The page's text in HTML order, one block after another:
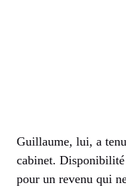
Guillaume, lui, a
cabinet.
pour un revenu qui